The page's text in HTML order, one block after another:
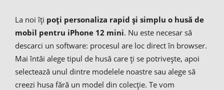
La noi îți poți personaliza rapid și simplu o husă de
mobil pentru iPhone 12 mini. Nu este necesar să
descarci un software: procesul are loc direct în browser.
Mai întâi alege tipul de husă care ți se potrivește, apoi
selectează unul dintre modelele noastre sau alege să
creezi husa fără un model din colecție. Te vom